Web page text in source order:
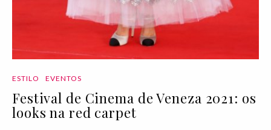
ESTILO EVENTOS
Festival de Cinema de Veneza 2021: os
looks na red carpet